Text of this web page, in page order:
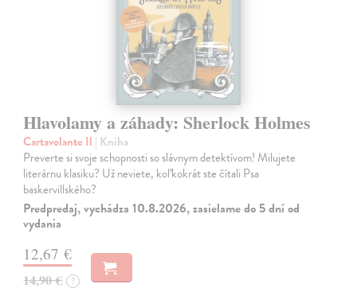
Hlavolamy a záhady: Sherlock Holmes
Cartavolante Il | Kniha
Preverte si svoje schopnosti so slávnym detektívom! Milujete
literárnu klasiku? Už neviete, koľkokrát ste čítali Psa
baskervillského?
Predpredaj, vychádza 10.8.2026, zasielame do 5 dní od
vydania
12,67 €
14,90 € ?